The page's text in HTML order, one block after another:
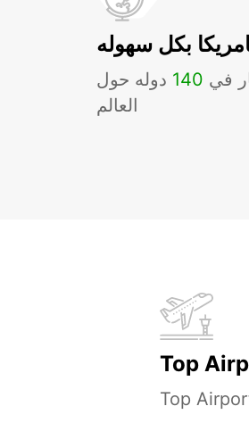
بكل سهوله
في 140 دوله حول
العالم
Top
Top